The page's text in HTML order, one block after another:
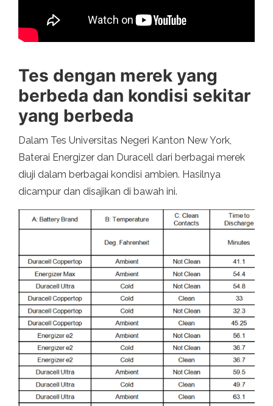
Tes dengan merek yang
berbeda dan kondisi sekitar
yang berbeda
Dalam Tes Universitas Negeri Kanton New York,
Baterai Energizer dan Duracell dari berbagai merek
diuji dalam berbagai kondisi ambien. Hasilnya
dicampur dan disajikan di bawah ini.